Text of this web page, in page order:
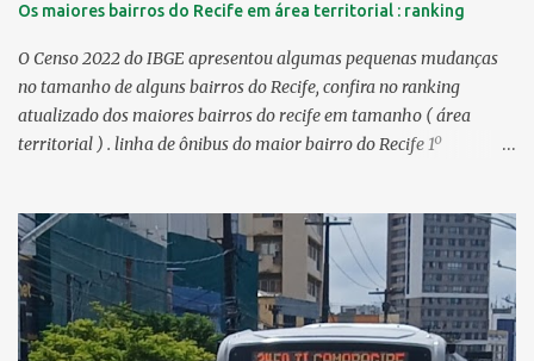
Os maiores bairros do Recife em área territorial : ranking
O Censo 2022 do IBGE apresentou algumas pequenas mudanças
no tamanho de alguns bairros do Recife, confira no ranking
atualizado dos maiores bairros do recife em tamanho ( área
territorial ) . linha de ônibus do maior bairro do Recife 1º
Curado 7,98 km² 5º Boa Viagem 7,76 km² > no Censo 2010 : 7,53
km² 6º Imbiribeira 6,65 km² > no Censo 2010 : 6,66 km² 7º Pina
6,29 km² 8º Dois Irmãos 5,85 km² 9º Barro 4,54 km² 10º Iputinga
4,33 km² > no Censo 2010 : 4,34 km² 11º Cohab 4,33 km² > no
Censo 2010: 4,26 km² 12º Passarinho 4,06 km² 13º Santo Amaro